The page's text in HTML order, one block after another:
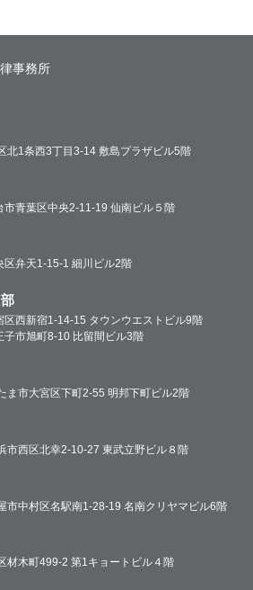
事務所
北1条西3丁目3-14 敷島プラザビル5階
青葉区中央2-11-19 仙南ビル５階
弁天1-15-1 細川ビル2階
西新宿1-14-15 タウンウエストビル9階
市旭町8-10 比留間ビル3階
ま市大宮区下町2-55 明邦下町ビル2階
市西区北幸2-10-27 東武立野ビル８階
市中村区名駅南1-28-19 名南クリヤマビル6階
材木町499-2 第1キョートビル４階